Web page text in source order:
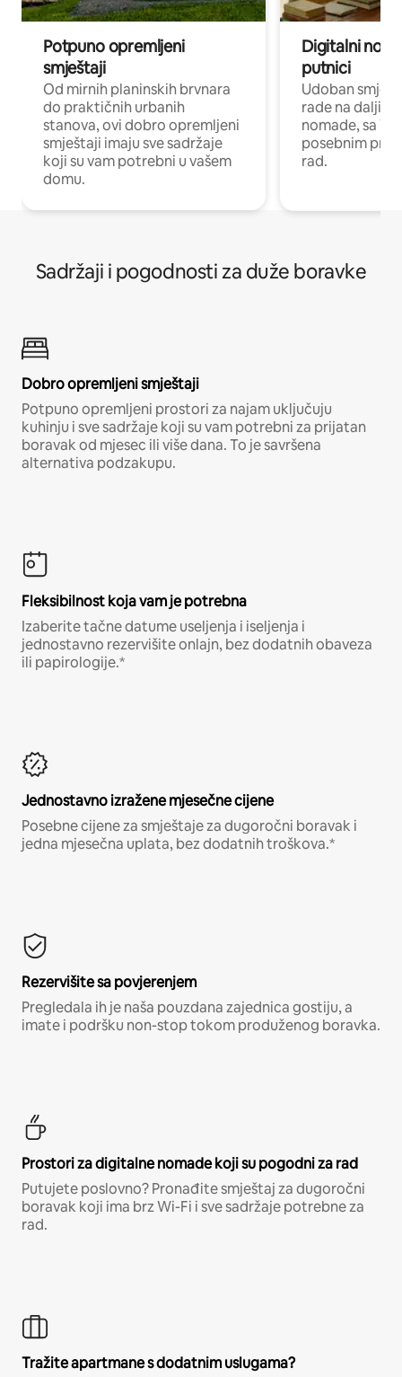
Potpuno opremljeni
smještaji
Od mirnih planinskih brvnara
do praktičnih urbanih
stanova, ovi dobro opremljeni
smještaji imaju sve sadržaje
koji su vam potrebni u vašem
domu.
Digitalni
putnici
Udoban
rade na
nomade, sa
posebnim
rad.
Sadržaji i pogodnosti za duže boravke
Dobro opremljeni smještaji
Potpuno opremljeni prostori za najam uključuju
kuhinju i sve sadržaje koji su vam potrebni za prijatan
boravak od mjesec ili više dana. To je savršena
alternativa podzakupu.
Fleksibilnost koja vam je potrebna
Izaberite tačne datume useljenja i iseljenja i
jednostavno rezervišite onlajn, bez dodatnih obaveza
ili papirologije.*
Jednostavno izražene mjesečne cijene
Posebne cijene za smještaje za dugoročni boravak i
jedna mjesečna uplata, bez dodatnih troškova.*
Rezervišite sa povjerenjem
Pregledala ih je naša pouzdana zajednica gostiju, a
imate i podršku non-stop tokom produženog boravka.
Prostori za digitalne nomade koji su pogodni za rad
Putujete poslovno? Pronađite smještaj za dugoročni
boravak koji ima brz Wi-Fi i sve sadržaje potrebne za
rad.
Tražite apartmane s dodatnim uslugama?